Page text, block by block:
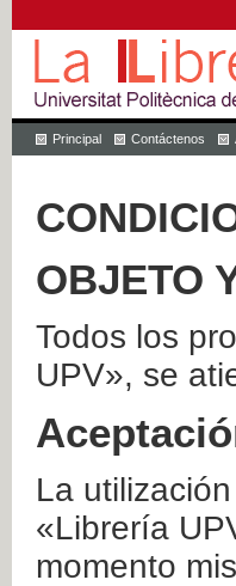
Principal Contáctenos
OBJETO
Todos los
UPV», se
La
«Librería
momento